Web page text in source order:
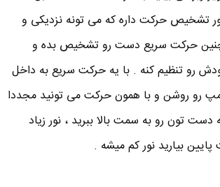
تشخیص حرکت داره که می تونه نزدیکی و
حرکت سریع دست رو تشخیص بده و
رو تنظیم کنه . با یه حرکت سریع به داخل
رو روشن و با همون حرکت می تونید مجددا
تون رو به سمت بالا ببرید ، نور زیاد
بیارید نور کم میشه .